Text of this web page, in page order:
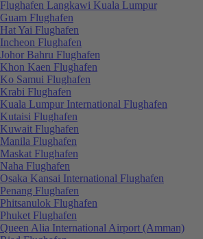
Flughafen Langkawi Kuala Lumpur
Guam Flughafen
Hat Yai Flughafen
Incheon Flughafen
Johor Bahru Flughafen
Khon Kaen Flughafen
Ko Samui Flughafen
Krabi Flughafen
Kuala Lumpur International Flughafen
Kutaisi Flughafen
Kuwait Flughafen
Manila Flughafen
Maskat Flughafen
Naha Flughafen
Osaka Kansai International Flughafen
Penang Flughafen
Phitsanulok Flughafen
Phuket Flughafen
Queen Alia International Airport (Amman)